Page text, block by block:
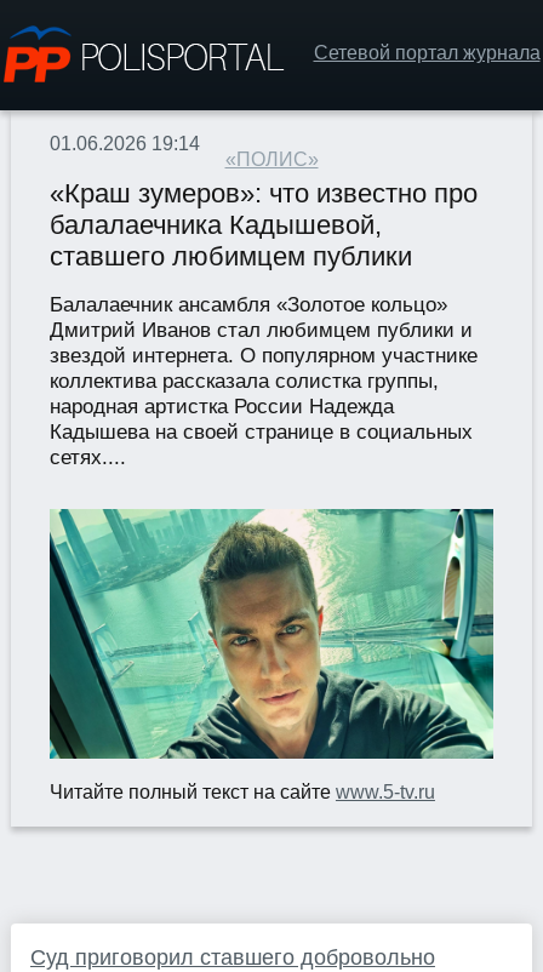
Сетевой портал журнала
«ПОЛИС»
01.06.2026 19:14
«Краш зумеров»: что известно про
балалаечника Кадышевой,
ставшего любимцем публики
Балалаечник ансамбля «Золотое кольцо»
Дмитрий Иванов стал любимцем публики и
звездой интернета. О популярном участнике
коллектива рассказала солистка группы,
народная артистка России Надежда
Кадышева на своей странице в социальных
сетях....
Читайте полный текст на сайте www.5-tv.ru
Суд приговорил ставшего добровольно